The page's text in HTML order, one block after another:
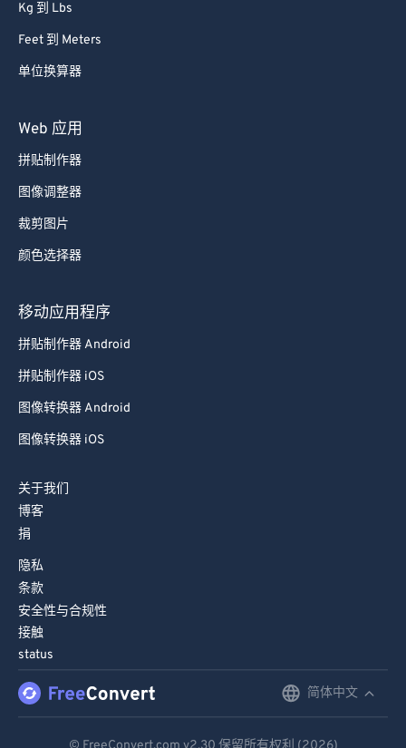
Kg 到 Lbs
Feet 到 Meters
单位换算器
Web 应用
拼贴制作器
图像调整器
裁剪图片
颜色选择器
移动应用程序
拼贴制作器 Android
拼贴制作器 iOS
图像转换器 Android
图像转换器 iOS
关于我们
博客
捐
隐私
条款
安全性与合规性
接触
status
简体中文